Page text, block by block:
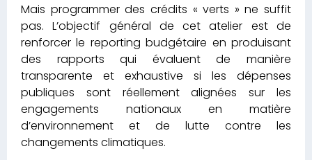
Mais programmer des crédits « verts » ne suffit
pas. L’objectif général de cet atelier est de
renforcer le reporting budgétaire en produisant
des rapports qui évaluent de manière
transparente et exhaustive si les dépenses
publiques sont réellement alignées sur les
engagements nationaux en matière
d’environnement et de lutte contre les
changements climatiques.